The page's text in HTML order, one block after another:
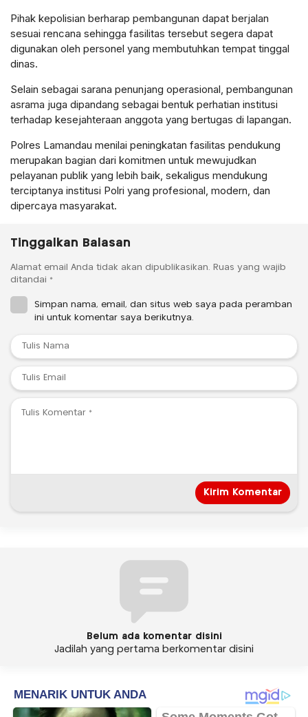
Pihak kepolisian berharap pembangunan dapat berjalan
sesuai rencana sehingga fasilitas tersebut segera dapat
digunakan oleh personel yang membutuhkan tempat tinggal
dinas.
Selain sebagai sarana penunjang operasional, pembangunan
asrama juga dipandang sebagai bentuk perhatian institusi
terhadap kesejahteraan anggota yang bertugas di lapangan.
Polres Lamandau menilai peningkatan fasilitas pendukung
merupakan bagian dari komitmen untuk mewujudkan
pelayanan publik yang lebih baik, sekaligus mendukung
terciptanya institusi Polri yang profesional, modern, dan
dipercaya masyarakat.
Tinggalkan Balasan
Alamat email Anda tidak akan dipublikasikan. Ruas yang wajib
ditandai *
Simpan nama, email, dan situs web saya pada peramban
ini untuk komentar saya berikutnya.
Belum ada komentar disini
Jadilah yang pertama berkomentar disini